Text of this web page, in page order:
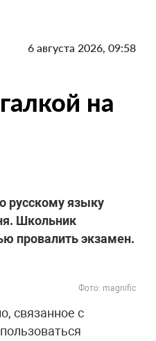
6 августа 2026, 09:58
на
русскому языку
Школьник
провалить экзамен.
Фото: magnific
связанное с